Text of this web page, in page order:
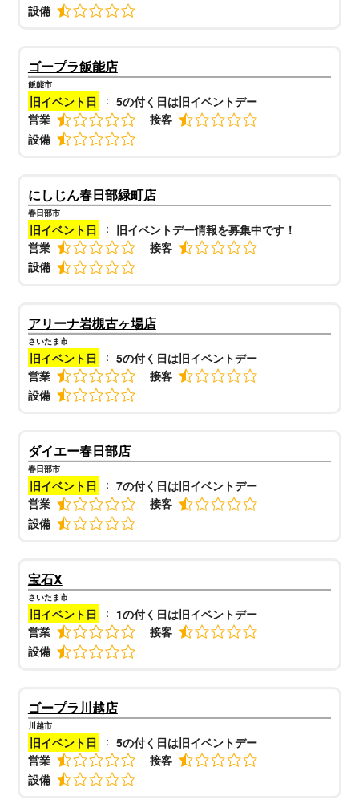
設備
ゴープラ飯能店
飯能市
旧イベント日 ： 5の付く日は旧イベントデー
営業
接客
設備
にしじん春日部緑町店
春日部市
旧イベント日 ： 旧イベントデー情報を募集中です！
営業
接客
設備
アリーナ岩槻古ヶ場店
さいたま市
旧イベント日 ： 5の付く日は旧イベントデー
営業
接客
設備
ダイエー春日部店
春日部市
旧イベント日 ： 7の付く日は旧イベントデー
営業
接客
設備
宝石X
さいたま市
旧イベント日 ： 1の付く日は旧イベントデー
営業
接客
設備
ゴープラ川越店
川越市
旧イベント日 ： 5の付く日は旧イベントデー
営業
接客
設備